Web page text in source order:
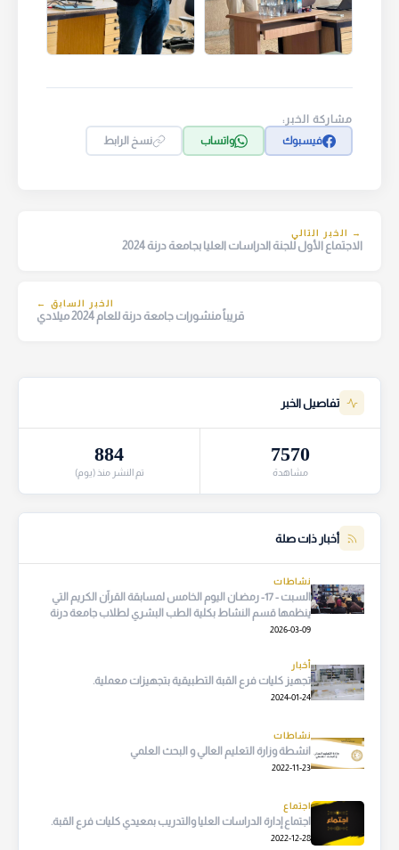
مشاركة الخبر:
فيسبوك
واتساب نسخ الرابط
→ الخبر التالي
الاجتماع الأول للجنة الدراسات العليا بجامعة درنة 2024
الخبر السابق ←
قريباً منشورات جامعة درنة للعام 2024 ميلادي
تفاصيل الخبر
7570
مشاهدة
884
تم النشر منذ (يوم)
أخبار ذات صلة
نشاطات
السبت - 17- رمضـان اليوم الخامس لمسابقة القرآن الكريم التي
ينظمها قسم النشاط بكلية الطب البشري لطلاب جامعة درنة
ومشاركة عدد من طلاب المؤسسات التعليمية بالمدينة
2026-03-09
أخبار
تجهيز كليات فرع القبة التطبيقية بتجهيزات معملية.
2024-01-24
نشاطات
انشطة وزارة التعليم العالي و البحث العلمي
2022-11-23
اجتماع
اجتماع إدارة الدراسات العليا والتدريب بمعيدي كليات فرع القبة.
2022-12-28